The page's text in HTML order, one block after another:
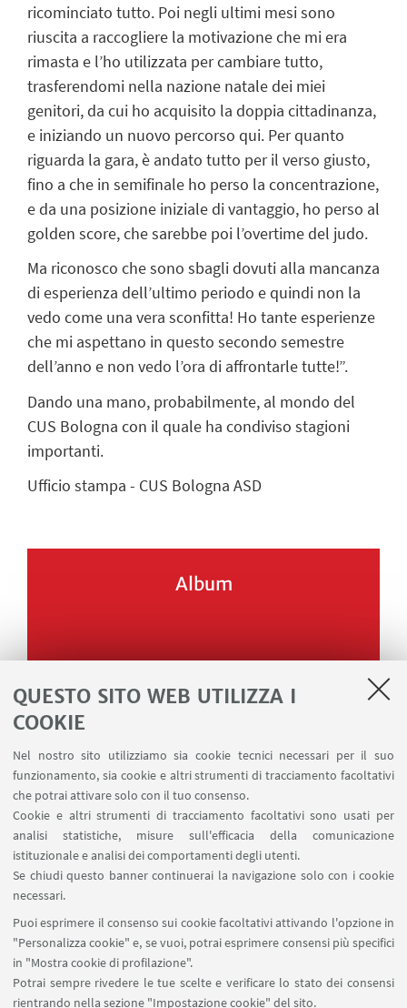
QUESTO SITO WEB UTILIZZA I
COOKIE
Nel nostro sito utilizziamo sia cookie tecnici necessari per il suo
funzionamento, sia cookie e altri strumenti di tracciamento facoltativi
che potrai attivare solo con il tuo consenso.
Cookie e altri strumenti di tracciamento facoltativi sono usati per
analisi statistiche, misure sull'efficacia della comunicazione
istituzionale e analisi dei comportamenti degli utenti.
Se chiudi questo banner continuerai la navigazione solo con i cookie
necessari.
Puoi esprimere il consenso sui cookie facoltativi attivando l'opzione in
"Personalizza cookie" e, se vuoi, potrai esprimere consensi più specifici
in "Mostra cookie di profilazione".
Potrai sempre rivedere le tue scelte e verificare lo stato dei consensi
rientrando nella sezione "Impostazione cookie" del sito.
ricominciato tutto. Poi negli ultimi mesi sono
riuscita a raccogliere la motivazione che mi era
rimasta e l’ho utilizzata per cambiare tutto,
trasferendomi nella nazione natale dei miei
genitori, da cui ho acquisito la doppia cittadinanza,
e iniziando un nuovo percorso qui. Per quanto
riguarda la gara, è andato tutto per il verso giusto,
fino a che in semifinale ho perso la concentrazione,
e da una posizione iniziale di vantaggio, ho perso al
golden score, che sarebbe poi l’overtime del judo.
Ma riconosco che sono sbagli dovuti alla mancanza
di esperienza dell’ultimo periodo e quindi non la
vedo come una vera sconfitta! Ho tante esperienze
che mi aspettano in questo secondo semestre
dell’anno e non vedo l’ora di affrontarle tutte!”.
Dando una mano, probabilmente, al mondo del
CUS Bologna con il quale ha condiviso stagioni
importanti.
Ufficio stampa - CUS Bologna ASD
Album